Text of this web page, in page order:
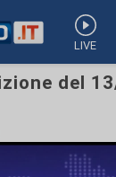
LIVE
del